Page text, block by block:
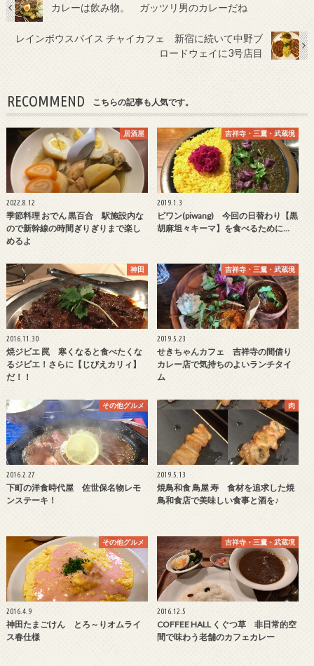
カレーは飲み物。 ガッツリ男のカレーだね
レインボウスパイス チャイカフェ 新宿に続いて中野ブ
ロードウェイに3号店目
RECOMMEND こちらの記事も人気です。
居酒屋
2022.8.12
季節料理 おでん 黒百合 駅施設内な
ので新幹線の時間ぎりぎりまで楽し
めるよ
吉祥寺・三鷹・武蔵境
2019.1.3
ピワン(piwang) 今回の日替わり【黒
胡麻坦々キーマ】を食べるために…
神田
2016.11.30
焼ジビエ 罠 寒くなると食べたくな
るジビエ！さらに【じびえカリィ】
だ！！
吉祥寺・三鷹・武蔵境
2019.5.23
せきちゃんカフェ 吉祥寺の間借り
カレー店で気持ちのよいランチタイ
ム
その他グルメ
2016.2.27
下町の洋食時代屋 佐世保名物レモ
ンステーキ！
肉
2019.5.13
焼鳥和食 鳥屋 寿 食材を追求した焼
鳥和食店で美味しい食事と酒を♪
その他グルメ
2016.4.9
神田たまごけん とろ～りオムライ
ス春仕様
吉祥寺・三鷹・武蔵境
2016.12.5
COFFEE HALL くぐつ草 非日常的空
間で味わう老舗のカフェカレー